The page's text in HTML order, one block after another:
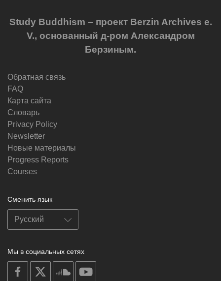
Study Buddhism – проект Berzin Archives e.
V., основанный д-ром Александром
Берзиным.
Обратная связь
FAQ
Карта сайта
Словарь
Privacy Policy
Newsletter
Новые материалы
Progress Reports
Courses
Сменить язык
Мы в социальных сетях
on
facebook
soundcloud